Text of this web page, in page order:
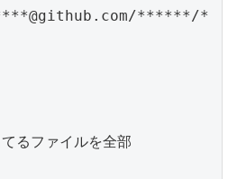
******/*
るファイルを全部